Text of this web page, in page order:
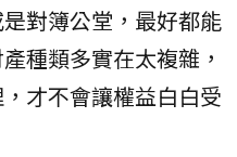
對簿公堂，最好都能
種類多實在太複雜，
才不會讓權益白白受